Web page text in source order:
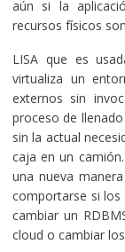
aún si la
recursos físicos
LISA que es
virtualiza un
externos sin
proceso de
sin la actual
caja en un
una nueva
comportarse si
cambiar un
cloud o cambiar